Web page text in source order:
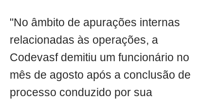
"No âmbito de apurações internas
relacionadas às operações, a
Codevasf demitiu um funcionário no
mês de agosto após a conclusão de
processo conduzido por sua